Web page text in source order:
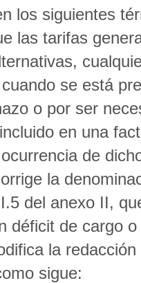
los siguientes
las tarifas
se está
o por ser
en una
de
la
del anexo II,
déficit de cargo
la
sigue: